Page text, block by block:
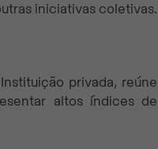
iniciativas coletivas.
privada, reúne
altos índices de